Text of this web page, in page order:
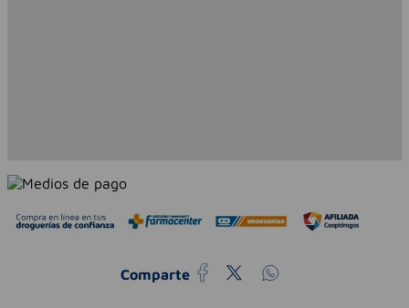
Comparte